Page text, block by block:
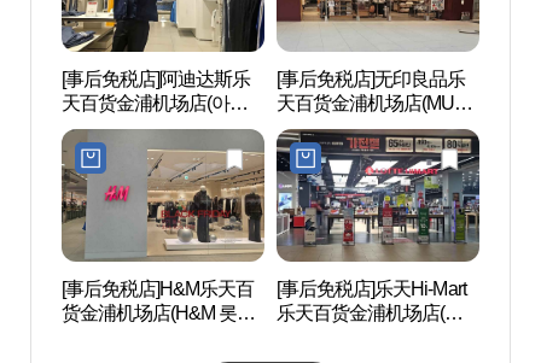
[事后免税店]阿迪达斯乐
天百货金浦机场店(아디
다스 롯데백화점 김포공
항점)
[事后免税店]无印良品乐
天百货金浦机场店(MUJI
롯데백화점 김포공항점)
[事后免税店]H&M乐天百
货金浦机场店(H&M 롯데
[事后免税店]乐天Hi-Mart
乐天百货金浦机场店(롯